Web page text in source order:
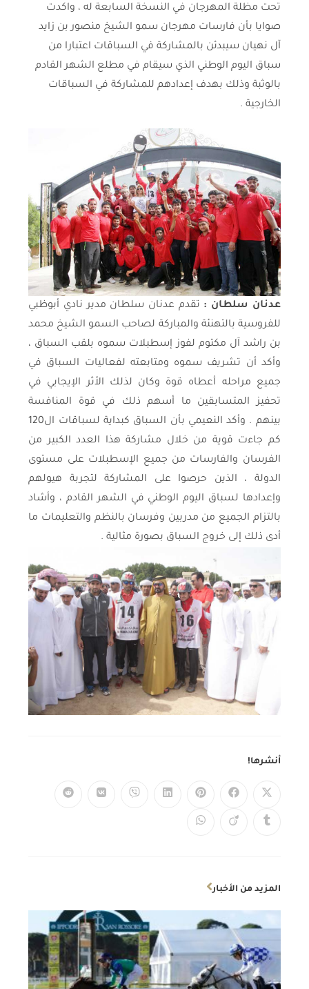
تحت مظلة المهرجان في النسخة السابعة له ، واكدت
صوايا بأن فارسات مهرجان سمو الشيخ منصور بن زايد
آل نهيان سيبدئن بالمشاركة في السباقات اعتبارا من
سباق اليوم الوطني الذي سيقام في مطلع الشهر القادم
بالوثبة وذلك بهدف إعدادهم للمشاركة في السباقات
الخارجية .
عدنان سلطان : تقدم عدنان سلطان مدير نادي أبوظبي
للفروسية بالتهنئة والمباركة لصاحب السمو الشيخ محمد
بن راشد آل مكتوم لفوز إسطبلات سموه بلقب السباق ،
وأكد أن تشريف سموه ومتابعته لفعاليات السباق في
جميع مراحله أعطاه قوة وكان لذلك الأثر الإيجابي في
تحفيز المتسابقين ما أسهم ذلك في قوة المنافسة
بينهم . وأكد النعيمي بأن السباق كبداية لسباقات ال120
كم جاءت قوية من خلال مشاركة هذا العدد الكبير من
الفرسان والفارسات من جميع الإسطبلات على مستوى
الدولة ، الذين حرصوا على المشاركة لتجربة هيولهم
وإعدادها لسباق اليوم الوطني في الشهر القادم ، وأشاد
بالتزام الجميع من مدربين وفرسان بالنظم والتعليمات ما
أدى ذلك إلى خروج السباق بصورة مثالية .
أنشرها!
المزيد من الأخبار